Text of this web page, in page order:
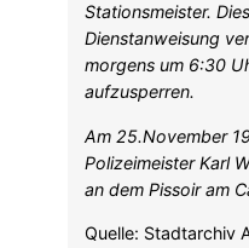
Stationsmeister.
Dienstanweisung
morgens um 6:30
aufzusperren.
Am 25.November
Polizeimeister Karl
an dem Pissoir am
Quelle: Stadtarchiv